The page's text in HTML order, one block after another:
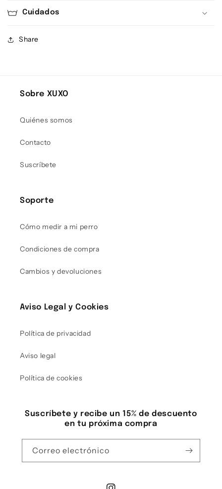
Cuidados
Share
Sobre XUXO
Quiénes somos
Contacto
Suscríbete
Soporte
Cómo medir a mi perro
Condiciones de compra
Cambios y devoluciones
Aviso Legal y Cookies
Política de privacidad
Aviso legal
Política de cookies
Suscríbete y recibe un 15% de descuento
en tu próxima compra
Correo electrónico